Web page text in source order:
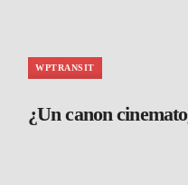
WPTRANSIT
¿Un canon